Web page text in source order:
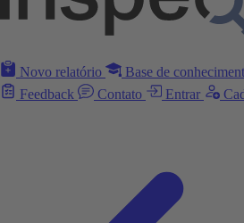
Novo relatório Base de
Feedback
Contato Entrar